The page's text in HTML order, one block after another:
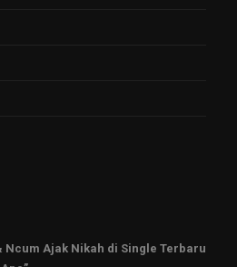
Ncum Ajak Nikah di Single Terbaru